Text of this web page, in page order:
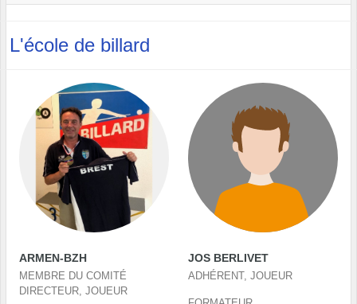
L'école de billard
ARMEN-BZH
MEMBRE DU COMITÉ
DIRECTEUR, JOUEUR
JOS BERLIVET
ADHÉRENT, JOUEUR